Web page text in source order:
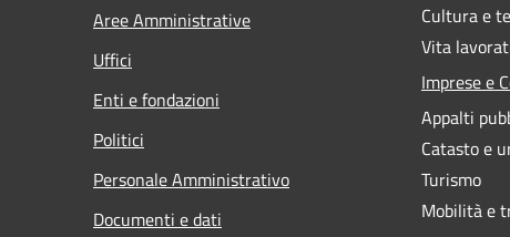
Aree Amministrative
Uffici
Enti e fondazioni
Politici
Personale Amministrativo
Documenti e dati
Cultura e
Vita
Imprese e
Appalti
Catasto e
Turismo
Mobilità e